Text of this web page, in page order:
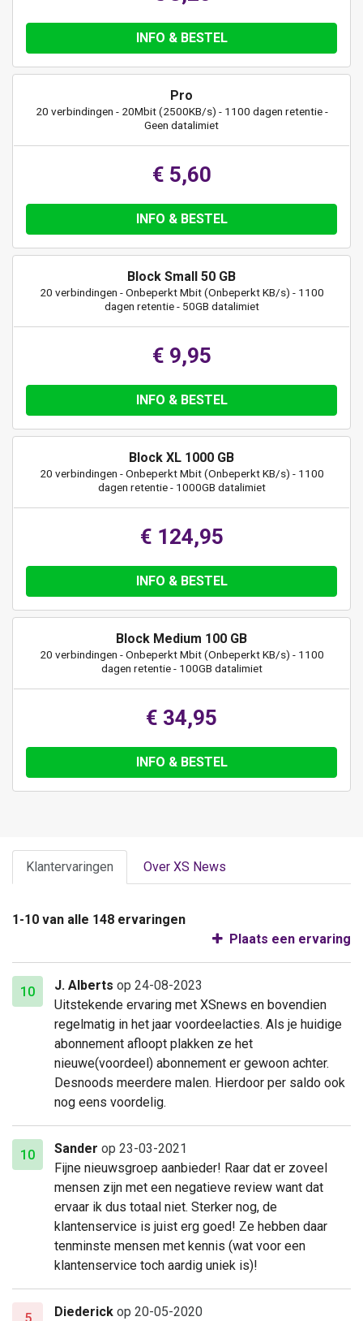
INFO & BESTEL
Pro
20 verbindingen - 20Mbit (2500KB/s) - 1100 dagen retentie -
Geen datalimiet
€ 5,60
INFO & BESTEL
Block Small 50 GB
20 verbindingen - Onbeperkt Mbit (Onbeperkt KB/s) - 1100
dagen retentie - 50GB datalimiet
€ 9,95
INFO & BESTEL
Block XL 1000 GB
20 verbindingen - Onbeperkt Mbit (Onbeperkt KB/s) - 1100
dagen retentie - 1000GB datalimiet
€ 124,95
INFO & BESTEL
Block Medium 100 GB
20 verbindingen - Onbeperkt Mbit (Onbeperkt KB/s) - 1100
dagen retentie - 100GB datalimiet
€ 34,95
INFO & BESTEL
Klantervaringen Over XS News
1-10 van alle 148 ervaringen
Plaats een ervaring
10 J. Alberts op 24-08-2023
Uitstekende ervaring met XSnews en bovendien
regelmatig in het jaar voordeelacties. Als je huidige
abonnement afloopt plakken ze het
nieuwe(voordeel) abonnement er gewoon achter.
Desnoods meerdere malen. Hierdoor per saldo ook
nog eens voordelig.
10 Sander op 23-03-2021
Fijne nieuwsgroep aanbieder! Raar dat er zoveel
mensen zijn met een negatieve review want dat
ervaar ik dus totaal niet. Sterker nog, de
klantenservice is juist erg goed! Ze hebben daar
tenminste mensen met kennis (wat voor een
klantenservice toch aardig uniek is)!
Diederick op 20-05-2020